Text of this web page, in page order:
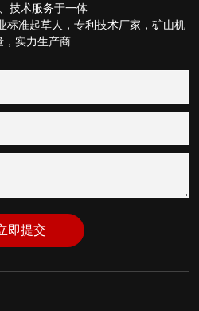
技术服务于一体
标准起草人，专利技术厂家，矿山机
，实力生产商
即提交